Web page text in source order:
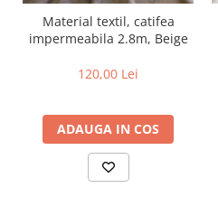
Material textil, catifea
impermeabila 2.8m, Beige
120,00 Lei
ADAUGA IN COS